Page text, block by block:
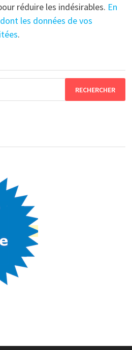
réduire les indésirables. En
les données de vos
.